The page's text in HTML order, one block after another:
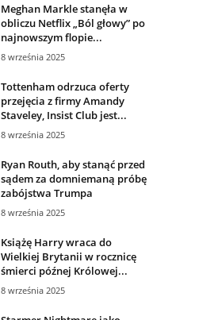
Meghan Markle stanęła w
obliczu Netflix „Ból głowy” po
najnowszym flopie...
8 września 2025
Tottenham odrzuca oferty
przejęcia z firmy Amandy
Staveley, Insist Club jest...
8 września 2025
Ryan Routh, aby stanąć przed
sądem za domniemaną próbę
zabójstwa Trumpa
8 września 2025
Książę Harry wraca do
Wielkiej Brytanii w rocznicę
śmierci późnej Królowej...
8 września 2025